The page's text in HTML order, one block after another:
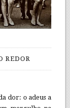
REDOR
dor: o adeus a